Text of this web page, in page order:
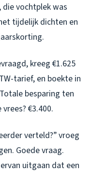
vochtplek was
tijdelijk dichten en
kreeg €1.625
tarief, en boekte in
besparing ten
€3.400.
verteld?” vroeg
Goede vraag.
uitgaan dat een